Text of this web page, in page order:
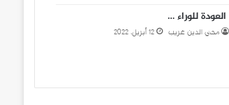
العودة للوراء …
محي الدين غريب 12 أبريل، 2022